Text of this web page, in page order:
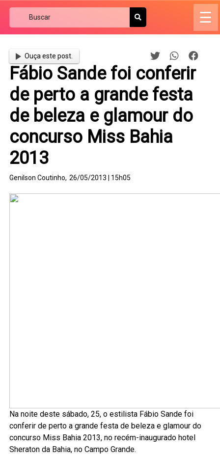
☰
Ouça este post.
Fábio Sande foi conferir
de perto a grande festa
de beleza e glamour do
concurso Miss Bahia
2013
Genilson Coutinho, 26/05/2013 | 15h05
Na noite deste sábado, 25, o estilista Fábio Sande foi
conferir de perto a grande festa de beleza e glamour do
concurso Miss Bahia 2013, no recém-inaugurado hotel
Sheraton da Bahia, no Campo Grande.